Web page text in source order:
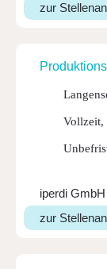
zur
Vollzeit,
iperdi
zur